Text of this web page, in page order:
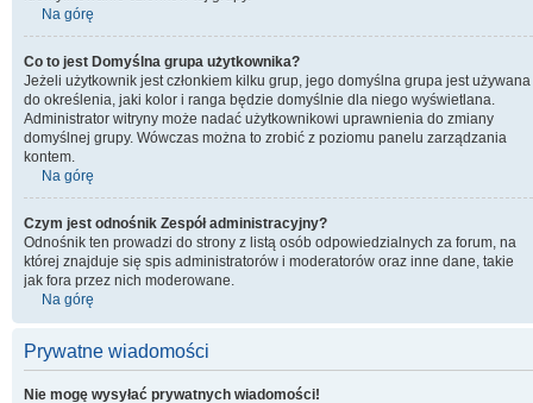
Na górę
Co to jest Domyślna grupa użytkownika?
Jeżeli użytkownik jest członkiem kilku grup, jego domyślna grupa jest używana
do określenia, jaki kolor i ranga będzie domyślnie dla niego wyświetlana.
Administrator witryny może nadać użytkownikowi uprawnienia do zmiany
domyślnej grupy. Wówczas można to zrobić z poziomu panelu zarządzania
kontem.
Na górę
Czym jest odnośnik Zespół administracyjny?
Odnośnik ten prowadzi do strony z listą osób odpowiedzialnych za forum, na
której znajduje się spis administratorów i moderatorów oraz inne dane, takie
jak fora przez nich moderowane.
Na górę
Prywatne wiadomości
Nie mogę wysyłać prywatnych wiadomości!